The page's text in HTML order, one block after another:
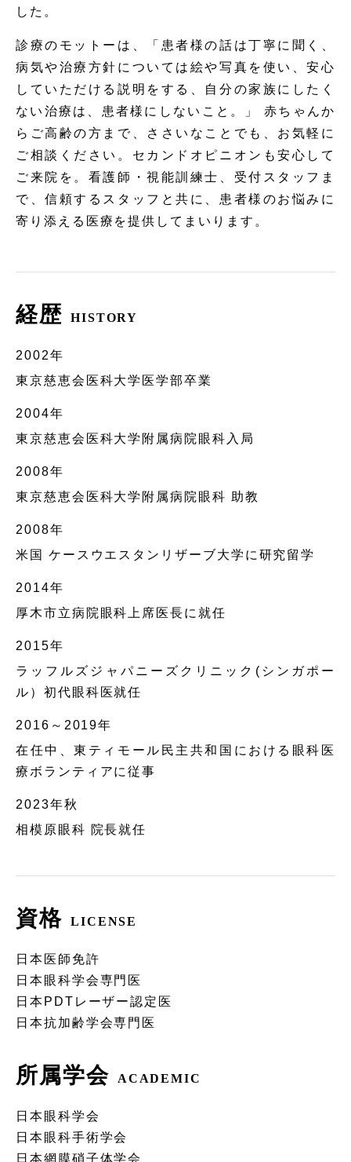
した。
診療のモットーは、「患者様の話は丁寧に聞く、
病気や治療方針については絵や写真を使い、安心
していただける説明をする、自分の家族にしたく
ない治療は、患者様にしないこと。」 赤ちゃんか
らご高齢の方まで、ささいなことでも、お気軽に
ご相談ください。セカンドオピニオンも安心して
ご来院を。看護師・視能訓練士、受付スタッフま
で、信頼するスタッフと共に、患者様のお悩みに
寄り添える医療を提供してまいります。
経歴 HISTORY
2002年
東京慈恵会医科大学医学部卒業
2004年
東京慈恵会医科大学附属病院眼科入局
2008年
東京慈恵会医科大学附属病院眼科 助教
2008年
米国 ケースウエスタンリザーブ大学に研究留学
2014年
厚木市立病院眼科上席医長に就任
2015年
ラッフルズジャパニーズクリニック(シンガポー
ル）初代眼科医就任
2016～2019年
在任中、東ティモール民主共和国における眼科医
療ボランティアに従事
2023年秋
相模原眼科 院長就任
資格 LICENSE
日本医師免許
日本眼科学会専門医
日本PDTレーザー認定医
日本抗加齢学会専門医
所属学会 ACADEMIC
日本眼科学会
日本眼科手術学会
日本網膜硝子体学会